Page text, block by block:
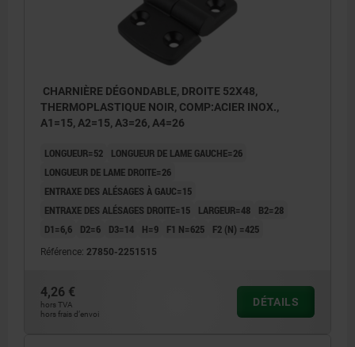
CHARNIÈRE DÉGONDABLE, DROITE 52X48,
THERMOPLASTIQUE NOIR, COMP:ACIER INOX.,
A1=15, A2=15, A3=26, A4=26
LONGUEUR=52
LONGUEUR DE LAME GAUCHE=26
LONGUEUR DE LAME DROITE=26
ENTRAXE DES ALÉSAGES À GAUC=15
ENTRAXE DES ALÉSAGES DROITE=15
LARGEUR=48
B2=28
D1=6,6
D2=6 D3=14 H=9 F1 N=625 F2 (N) =425
Référence: 27850-2251515
4,26 €
hors TVA
hors frais d’envoi
DÉTAILS